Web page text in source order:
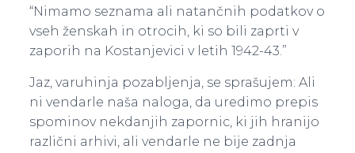
“Nimamo seznama ali natančnih podatkov o
vseh ženskah in otrocih, ki so bili zaprti v
zaporih na Kostanjevici v letih 1942-43.”
Jaz, varuhinja pozabljenja, se sprašujem: Ali
ni vendarle naša naloga, da uredimo prepis
spominov nekdanjih zapornic, ki jih hranijo
različni arhivi, ali vendarle ne bije zadnja